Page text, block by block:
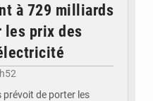
à 729 milliards
les prix des
prévoit de porter les